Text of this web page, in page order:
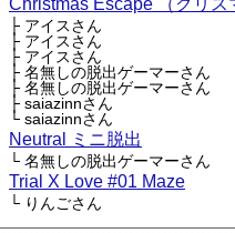
Christmas Escape （クリス
├ アイスさん
├ アイスさん
├ アイスさん
├ 名無しの脱出ゲーマーさん
├ 名無しの脱出ゲーマーさん
├ saiazinnさん
└ saiazinnさん
Neutral ミニ脱出
└ 名無しの脱出ゲーマーさん
Trial X Love #01 Maze
└ りんごさん